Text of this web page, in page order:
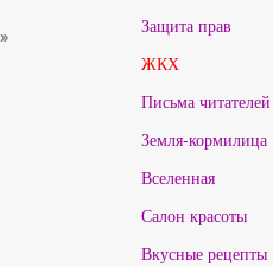
Защита прав
ЖКХ
Письма читателей
Земля-кормилица
Вселенная
Салон красоты
Вкусные рецепты